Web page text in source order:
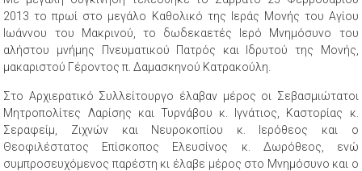
2013 το πρωί στο μεγάλο Καθολικό της Ιεράς Μονής του Αγίου
Ιωάννου του Μακρινού, το δωδεκαετές Ιερό Μνημόσυνο του
αλήστου μνήμης Πνευματικού Πατρός και Ιδρυτού της Μονής,
μακαριστού Γέροντος π. Δαμασκηνού Κατρακούλη.
Στο Αρχιερατικό Συλλείτουργο έλαβαν μέρος οι Σεβασμιώτατοι
Μητροπολίτες Λαρίσης και Τυρνάβου κ. Ιγνάτιος, Καστορίας κ.
Σεραφείμ, Ζιχνών και Νευροκοπίου κ. Ιερόθεος και ο
Θεοφιλέστατος Επίσκοπος Ελευσίνος κ. Δωρόθεος, ενώ
συμπροσευχόμενος παρέστη κι έλαβε μέρος στο Μνημόσυνο και ο